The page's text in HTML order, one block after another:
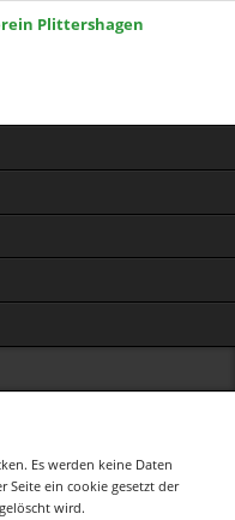
Es werden keine Daten
Seite ein cookie gesetzt der
wird.